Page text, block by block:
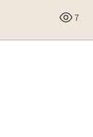
7